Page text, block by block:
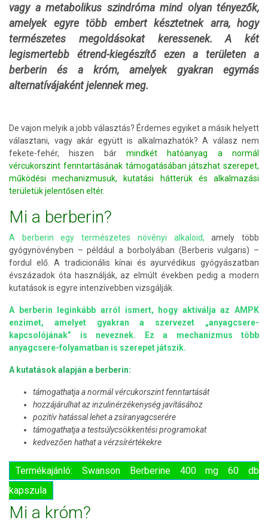
vagy a metabolikus szindróma mind olyan tényezők,
amelyek egyre több embert késztetnek arra, hogy
természetes megoldásokat keressenek. A két
legismertebb étrend-kiegészítő ezen a területen a
berberin és a króm, amelyek gyakran egymás
alternatívájaként jelennek meg.
De vajon melyik a jobb választás? Érdemes egyiket a másik helyett
választani, vagy akár együtt is alkalmazhatók? A válasz nem
fekete-fehér, hiszen bár mindkét hatóanyag a normál
vércukorszint fenntartásának támogatásában játszhat szerepet,
működési mechanizmusuk, kutatási hátterük és alkalmazási
területük jelentősen eltér.
Mi a berberin?
A berberin egy természetes növényi alkaloid, amely több
gyógynövényben – például a borbolyában (Berberis vulgaris) –
fordul elő. A tradicionális kínai és ayurvédikus gyógyászatban
évszázadok óta használják, az elmúlt években pedig a modern
kutatások is egyre intenzívebben vizsgálják.
A berberin leginkább arról ismert, hogy aktiválja az AMPK
enzimet, amelyet gyakran a szervezet „anyagcsere-
kapcsolójának” is neveznek. Ez a mechanizmus több
anyagcsere-folyamatban is szerepet játszik.
A kutatások alapján a berberin:
támogathatja a normál vércukorszint fenntartását
hozzájárulhat az inzulinérzékenység javításához
pozitív hatással lehet a zsíranyagcserére
támogathatja a testsúlycsökkentési programokat
kedvezően hathat a vérzsírértékekre
Termékajánló: Swanson Berberine 400 mg 60 db
kapszula
Mi a króm?